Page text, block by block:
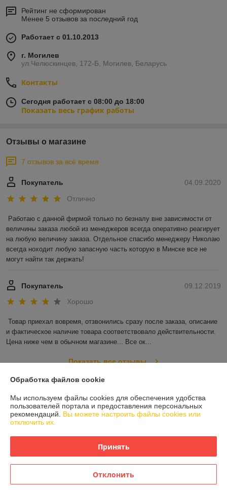
Рейтинг не сформирован
Менее 5 отзывов за последний год
Работает с 01.10.2013
г. Могилев
ул.Челюскинцев, 172-Б, Могилев, Беларусь
Контакты
Сегодня работает с 08:00 до 18:00
Показать весь график работы
Отзывы о магазине
7 отзывов за всё время
04.09.2020
Покупатель
Отлично
Работаю с данной фирмой только по безналу вне зависимости от
величины заказа любой из менеджеров всегда оперативно реагирует
на любую величину заказа. Отдельное спасибо менеджеру Николаю
всегда ноходит любую запасную часть которую в Минске все не
могут найти так держать!
09.12.2019
Покупатель
Хорошо
Товар приехал вовремя, отзвонились сразу после заказа, описание
и фактическое наличие товара соответствовало действительности.
Цена ниже чем в обычном магазине... Все ок...
Показать все отзывы
О нас
Контакты
График работы
Обработка файлов cookie
Мы используем файлы cookies для обеспечения удобства
пользователей портала и предоставления персональных
рекомендаций. Вы можете настроить файлы cookies или
отключить их.
Принять
Отклонить